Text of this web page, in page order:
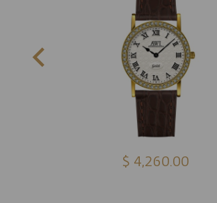
$ 4,260.00